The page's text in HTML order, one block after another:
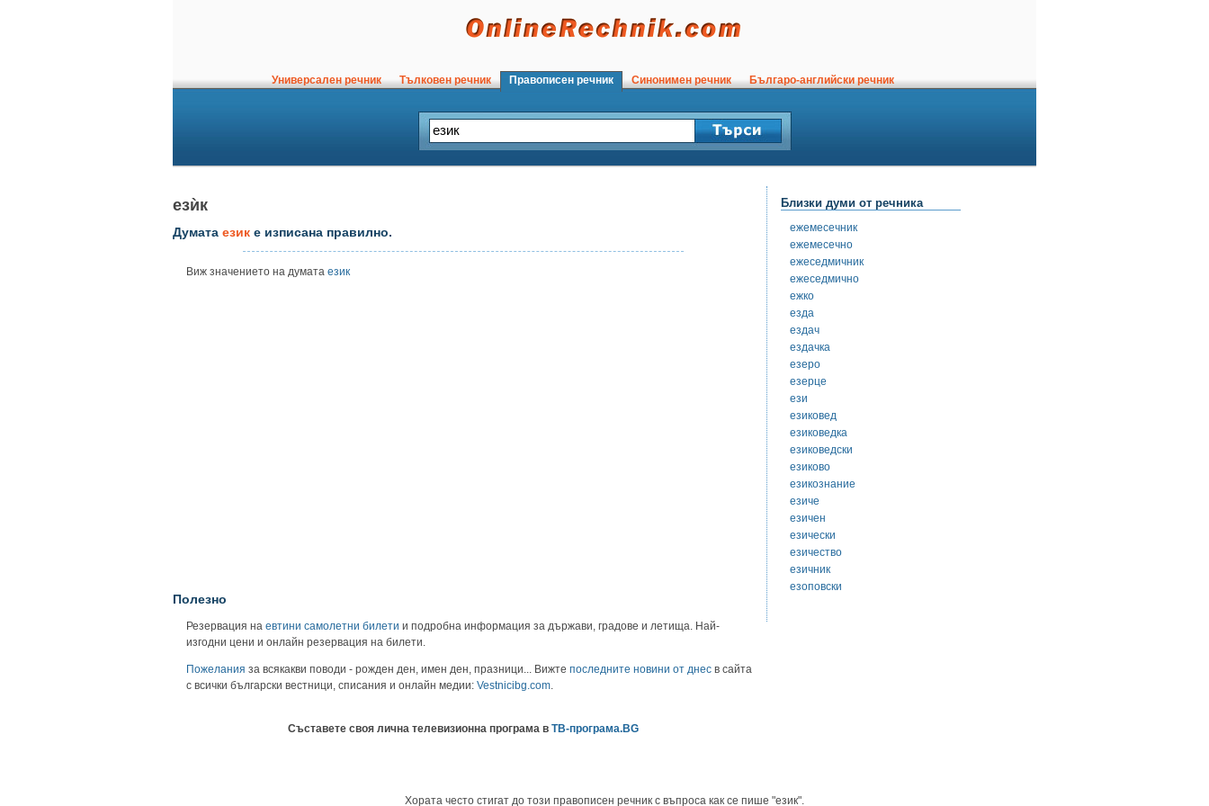
Универсален речник Тълковен речник Правописен речник Синонимен речник Българо-английски речник
езѝк
Думата език е изписана правилно.
Виж значението на думата език
Полезно
Резервация на евтини самолетни билети и подробна информация за държави, градове и летища. Най-
изгодни цени и онлайн резервация на билети.
Пожелания за всякакви поводи - рожден ден, имен ден, празници... Вижте последните новини от днес в сайта
с всички български вестници, списания и онлайн медии: Vestnicibg.com.
Съставете своя лична телевизионна програма в ТВ-програма.BG
Близки думи от речника
ежемесечник
ежемесечно
ежеседмичник
ежеседмично
ежко
езда
ездач
ездачка
езеро
езерце
ези
езиковед
езиковедка
езиковедски
езиково
езикознание
езиче
езичен
езически
езичество
езичник
езоповски
Хората често стигат до този правописен речник с въпроса как се пише "език".